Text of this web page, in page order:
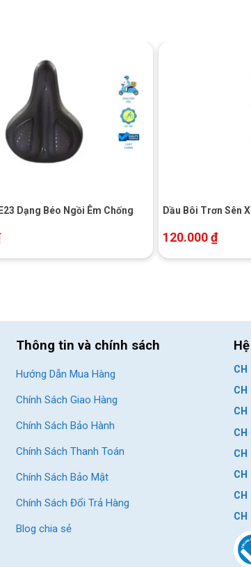
sạc là có thể sử dụng trong nhiều giờ liên tục.
loại pin rời, pin sạc giúp tiết kiệm chi chí, thân
Dạng Béo Ngồi Êm Chống
Dầu Bôi Trơn Sên
120.000₫
Thông tin và chính sách
Hướng Dẫn Mua Hàng
Chính Sách Giao Hàng
Chính Sách Bảo Hành
Chính Sách Thanh Toán
Chính Sách Bảo Mật
Chính Sách Đổi Trả Hàng
Blog chia sẻ
CH
CH
CH
CH
CH
CH
CH
CH